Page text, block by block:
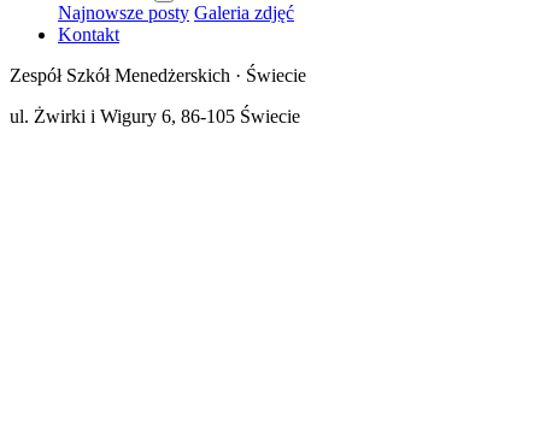
Najnowsze posty Galeria zdjęć
Kontakt
Zespół Szkół Menedżerskich · Świecie
ul. Żwirki i Wigury 6, 86-105 Świecie